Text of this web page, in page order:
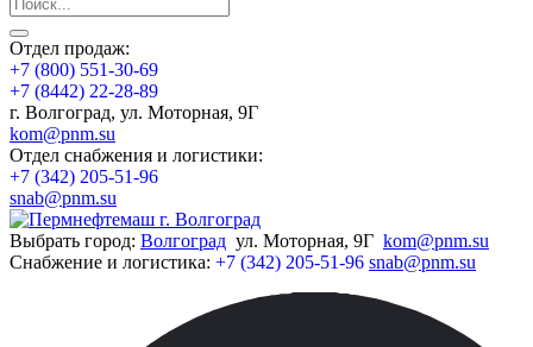
Отдел продаж:
+7 (800) 551-30-69
+7 (8442) 22-28-89
г. Волгоград, ул. Моторная, 9Г
kom@pnm.su
Отдел снабжения и логистики:
+7 (342) 205-51-96
snab@pnm.su
Выбрать город: Волгоград ул. Моторная, 9Г kom@pnm.su
Снабжение и логистика: +7 (342) 205-51-96 snab@pnm.su